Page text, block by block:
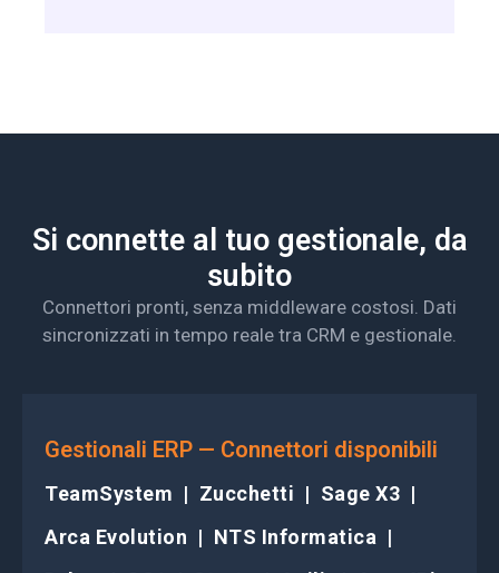
Si connette al tuo gestionale, da
subito
Connettori pronti, senza middleware costosi. Dati
sincronizzati in tempo reale tra CRM e gestionale.
Gestionali ERP — Connettori disponibili
TeamSystem | Zucchetti | Sage X3 |
Arca Evolution | NTS Informatica |